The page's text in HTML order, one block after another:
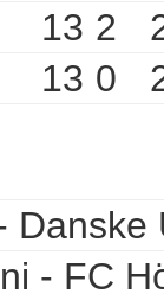
13 2
13 0
Danske
- FC